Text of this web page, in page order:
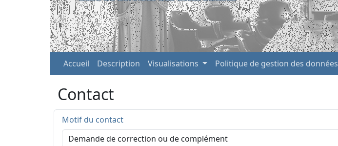
Accueil Description Visualisations Politique de gestion des données
Contact
Motif du contact